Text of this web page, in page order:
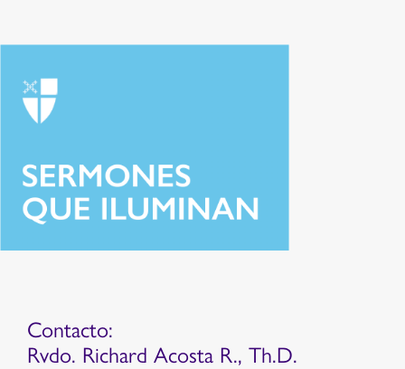
Contacto:
Rvdo. Richard Acosta R., Th.D.